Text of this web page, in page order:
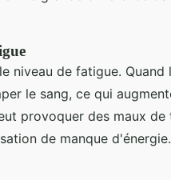
niveau de fatigue. Quand
le sang, ce qui
provoquer des maux de
de manque d'énergie.